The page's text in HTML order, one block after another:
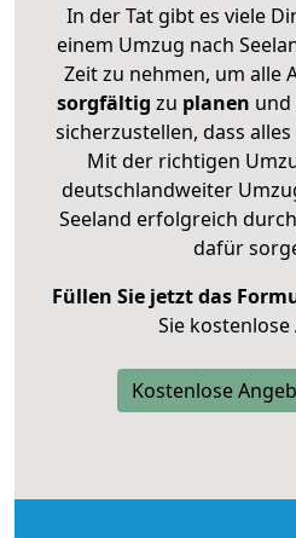
In der Tat gibt es viele
einem Umzug nach
Zeit zu nehmen, um alle
sorgfältig zu planen und
sicherzustellen, dass
Mit der richtigen
deutschlandweiter
Seeland erfolgreich
dafür
Füllen Sie jetzt das
Sie
Kostenlose